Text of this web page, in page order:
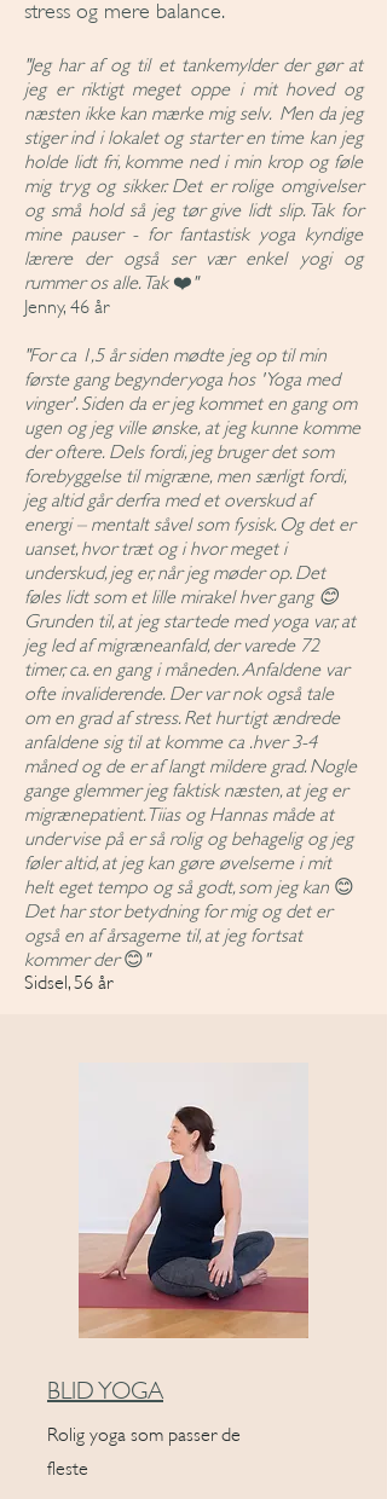
stress og mere balance.
​"Jeg har af og til et tankemylder der gør at
jeg er riktigt meget oppe i mit hoved og
næsten ikke kan mærke mig selv. Men da jeg
stiger ind i lokalet og starter en time kan jeg
holde lidt fri, komme ned i min krop og føle
mig tryg og sikker. Det er rolige omgivelser
og små hold så jeg tør give lidt slip. Tak for
mine pauser - for fantastisk yoga kyndige
lærere der også ser vær enkel yogi og
rummer os alle. Tak❤️ "
Jenny, 46 år
"For ca 1,5 år siden mødte jeg op til min
første gang begynderyoga hos 'Yoga med
vinger'. Siden da er jeg kommet en gang om
ugen og jeg ville ønske, at jeg kunne komme
der oftere. Dels fordi, jeg bruger det som
forebyggelse til migræne, men særligt fordi,
jeg altid går derfra med et overskud af
energi – mentalt såvel som fysisk. Og det er
uanset, hvor træt og i hvor meget i
underskud, jeg er, når jeg møder op. Det
føles lidt som et lille mirakel hver gang 😊
Grunden til, at jeg startede med yoga var, at
jeg led af migræneanfald, der varede 72
timer, ca. en gang i måneden. Anfaldene var
ofte invaliderende. Der var nok også tale
om en grad af stress. Ret hurtigt ændrede
anfaldene sig til at komme ca .hver 3-4
måned og de er af langt mildere grad. Nogle
gange glemmer jeg faktisk næsten, at jeg er
migrænepatient. Tiias og Hannas måde at
undervise på er så rolig og behagelig og jeg
føler altid, at jeg kan gøre øvelserne i mit
helt eget tempo og så godt, som jeg kan 😊
Det har stor betydning for mig og det er
også en af årsagerne til, at jeg fortsat
kommer der 😊 "
Sidsel, 56 år
BLID YOGA
Rolig yoga som passer de
fleste